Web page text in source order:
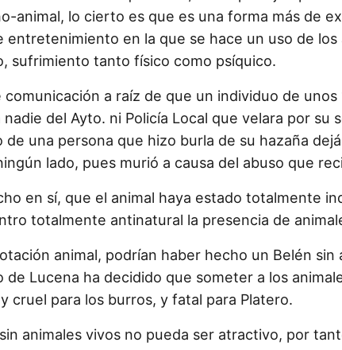
animal, lo cierto es que es una forma más de
entretenimiento en la que se hace un uso de
sufrimiento tanto físico como psíquico.
a raíz de que un individuo de
del Ayto. ni Policía Local que velara por
una persona que hizo burla de su hazaña
lado, pues murió a causa del abuso que
en sí, que el animal haya estado totalmente
totalmente antinatural la presencia de
animal, podrían haber hecho un Belén
Lucena ha decidido que someter a los
cruel para los burros, y fatal para Platero.
animales vivos no pueda ser atractivo, por